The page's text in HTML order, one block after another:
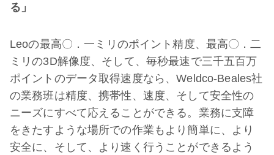
る」
Leoの最高〇．一ミリのポイント精度、最高〇．二
ミリの3D解像度、そして、毎秒最速で三千五百万
ポイントのデータ取得速度なら、Weldco-Beales社
の業務班は精度、携帯性、速度、そして安全性の
ニーズにすべて応えることができる。業務に支障
をきたすような場所での作業もより簡単に、より
安全に、そして、より速く行うことができるよう